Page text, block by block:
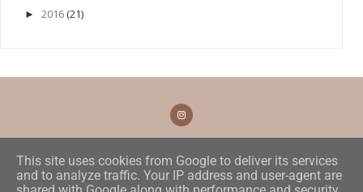
► 2016 (21)
This site uses cookies from Google to deliver its services
and to analyze traffic. Your IP address and user-agent are